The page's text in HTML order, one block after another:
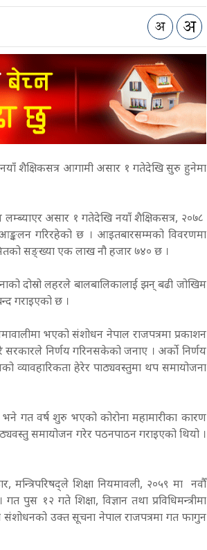
शैक्षिकसत्र आगामी असार १ गतेदेखि सुरु हुनेमा
असार १ गतेदेखि नयाँ शैक्षिकसत्र, २०७८
आङ्कलन गरिरहेको छ । आइतबारसम्मको विवरणमा
सङ्ख्या एक लाख नौ हजार ७४० छ ।
दोस्रो लहरले बालबालिकालाई झन् बढी जोखिम
गराइएको छ ।
भएको संशोधन नेपाल राजपत्रमा प्रकाशन
सरकारले निर्णय गरिनसकेको जनाए । अर्को निर्णय
व्यावहारिकता हेरेर पाठ्यवस्तुमा थप समायोजना
गत वर्ष शुरु भएको कोरोना महामारीका कारण
समायोजन गरेर पठनपाठन गराइएको थियो ।
शिक्षा नियमावली, २०५९ मा नवौँ
पुस १२ गते शिक्षा, विज्ञान तथा प्रविधिमन्त्रीमा
संशोधनको उक्त सूचना नेपाल राजपत्रमा गत फागुन